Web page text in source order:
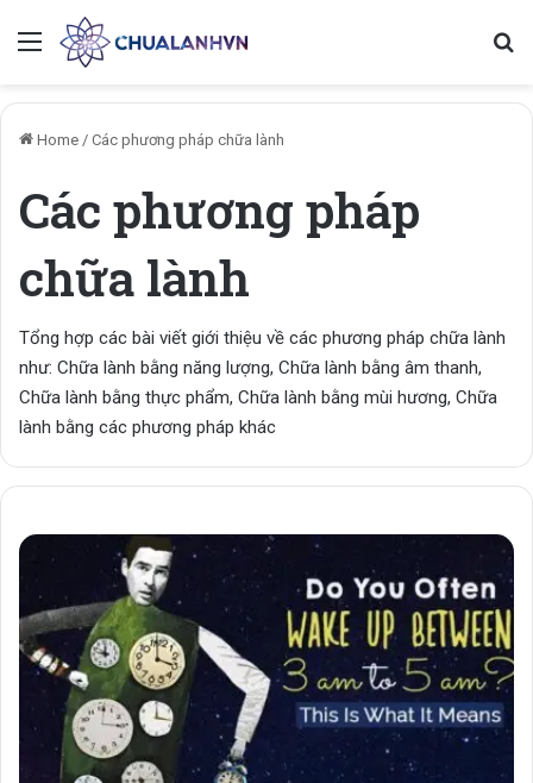
Menu
Home / Các phương pháp chữa lành
Các phương pháp
chữa lành
Tổng hợp các bài viết giới thiệu về các phương pháp chữa lành
như: Chữa lành bằng năng lượng, Chữa lành bằng âm thanh,
Chữa lành bằng thực phẩm, Chữa lành bằng mùi hương, Chữa
lành bằng các phương pháp khác